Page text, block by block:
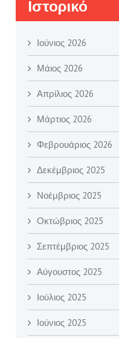
Ιστορικό
Ιούνιος 2026
Μάιος 2026
Απρίλιος 2026
Μάρτιος 2026
Φεβρουάριος 2026
Δεκέμβριος 2025
Νοέμβριος 2025
Οκτώβριος 2025
Σεπτέμβριος 2025
Αύγουστος 2025
Ιούλιος 2025
Ιούνιος 2025